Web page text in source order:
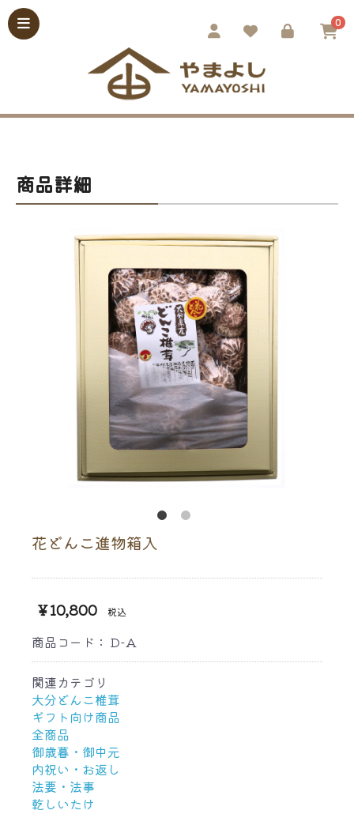
0
商品詳細
花どんこ進物箱入
￥10,800 税込
商品コード： D-A
関連カテゴリ
大分どんこ椎茸
ギフト向け商品
全商品
御歳暮・御中元
内祝い・お返し
法要・法事
乾しいたけ